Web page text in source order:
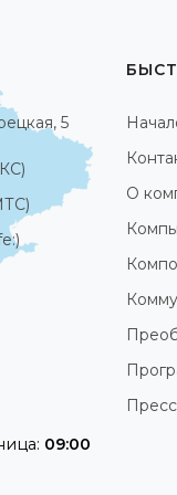
5
09:00
О